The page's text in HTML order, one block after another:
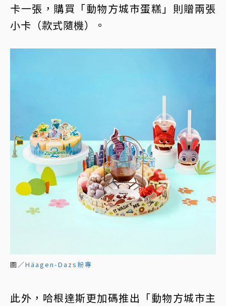
卡一張，購買「動物方城市蛋糕」則贈兩張
小卡（款式隨機）。
圖／Häagen-Dazs粉專
此外，哈根達斯更加碼推出「動物方城市主